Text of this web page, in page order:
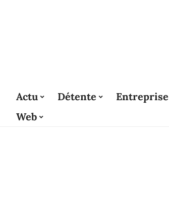
Actu Détente Entreprise
Web